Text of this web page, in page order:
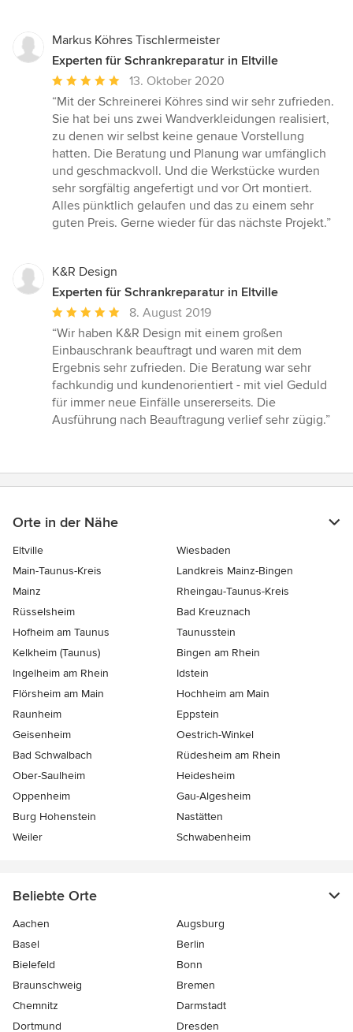
Markus Köhres Tischlermeister
Experten für Schrankreparatur in Eltville
Durchschnittliche
Bewertung:
5
von
5
Sternen
13. Oktober 2020
“Mit der Schreinerei Köhres sind wir sehr zufrieden.
Sie hat bei uns zwei Wandverkleidungen realisiert,
zu denen wir selbst keine genaue Vorstellung
hatten. Die Beratung und Planung war umfänglich
und geschmackvoll. Und die Werkstücke wurden
sehr sorgfältig angefertigt und vor Ort montiert.
Alles pünktlich gelaufen und das zu einem sehr
guten Preis. Gerne wieder für das nächste Projekt.”
K&R Design
Experten für Schrankreparatur in Eltville
Durchschnittliche
Bewertung:
5
von
5
Sternen
8. August 2019
“Wir haben K&R Design mit einem großen
Einbauschrank beauftragt und waren mit dem
Ergebnis sehr zufrieden. Die Beratung war sehr
fachkundig und kundenorientiert - mit viel Geduld
für immer neue Einfälle unsererseits. Die
Ausführung nach Beauftragung verlief sehr zügig.”
Orte in der Nähe
Eltville
Wiesbaden
Main-Taunus-Kreis
Landkreis Mainz-Bingen
Mainz
Rheingau-Taunus-Kreis
Rüsselsheim
Bad Kreuznach
Hofheim am Taunus
Taunusstein
Kelkheim (Taunus)
Bingen am Rhein
Ingelheim am Rhein
Idstein
Flörsheim am Main
Hochheim am Main
Raunheim
Eppstein
Geisenheim
Oestrich-Winkel
Bad Schwalbach
Rüdesheim am Rhein
Ober-Saulheim
Heidesheim
Oppenheim
Gau-Algesheim
Burg Hohenstein
Nastätten
Weiler
Schwabenheim
Beliebte Orte
Aachen
Augsburg
Basel
Berlin
Bielefeld
Bonn
Braunschweig
Bremen
Chemnitz
Darmstadt
Dortmund
Dresden